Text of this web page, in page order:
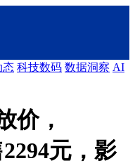
态 科技数码 数据洞察 AI
价，
元，影